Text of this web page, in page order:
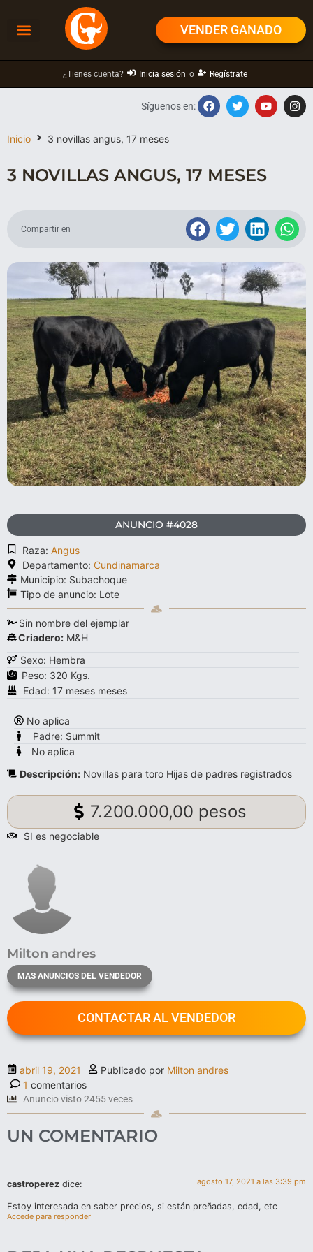
VENDER GANADO
¿Tienes cuenta? Inicia sesión o Regístrate
Inicio 3 novillas angus, 17 meses
Síguenos en:
3 NOVILLAS ANGUS, 17 MESES
Compartir en
ANUNCIO #4028
Raza: Angus
Departamento: Cundinamarca
Municipio: Subachoque
Tipo de anuncio: Lote
Sin nombre del ejemplar
Criadero: M&H
Sexo: Hembra
Peso: 320 Kgs.
Edad: 17 meses meses
No aplica
Padre: Summit
No aplica
Descripción: Novillas para toro Hijas de padres registrados
7.200.000,00 pesos
SI es negociable
Milton andres
MAS ANUNCIOS DEL VENDEDOR
CONTACTAR AL VENDEDOR
abril 19, 2021 Publicado por Milton andres
1 comentarios
Anuncio visto 2455 veces
UN COMENTARIO
castroperez dice: agosto 17, 2021 a las 3:39 pm
Estoy interesada en saber precios, si están preñadas, edad, etc
Accede para responder